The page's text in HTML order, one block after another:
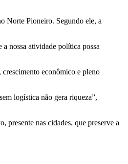
Norte Pioneiro. Segundo ele, a
nossa atividade política possa
econômico e pleno
logística não gera riqueza”,
presente nas cidades, que preserve a